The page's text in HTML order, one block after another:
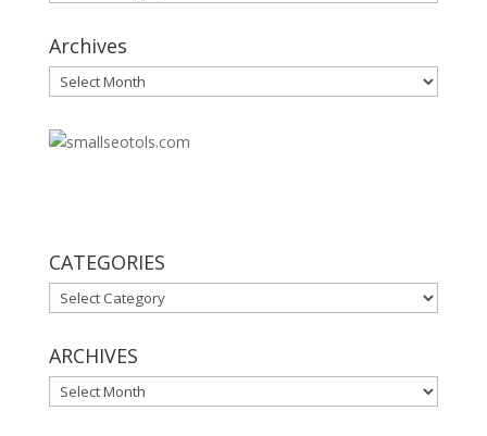
Archives
Archives
CATEGORIES
CATEGORIES
ARCHIVES
ARCHIVES